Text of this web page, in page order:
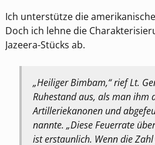
Ich unterstütze die
Doch ich lehne die
Jazeera-Stücks ab.
„Heiliger Bimbam,“ rief Lt.
Ruhestand aus, als man ihm
Artilleriekanonen und
nannte. „Diese Feuerrate
ist erstaunlich. Wenn die